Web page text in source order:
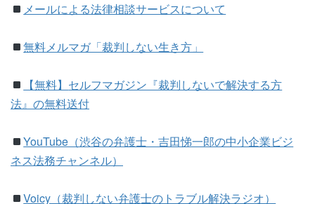
メールによる法律相談サービスについて
無料メルマガ「裁判しない生き方」
【無料】 セルフマガジン『裁判しないで解決する方
法』の無料送付
YouTube（渋谷の弁護士・吉田悌一郎の中小企業ビジ
ネス法務チャンネル）
Voicy（裁判しない弁護士のトラブル解決ラジオ）